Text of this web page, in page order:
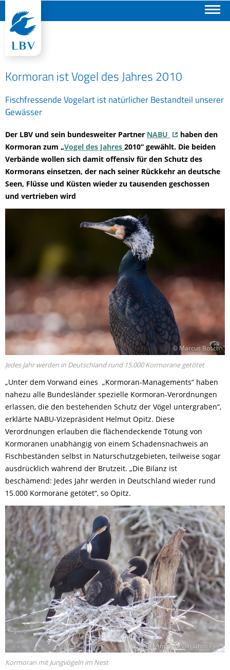
Kormoran ist Vogel des Jahres 2010
Fischfressende Vogelart ist natürlicher Bestandteil unserer
Gewässer
Der LBV und sein bundesweiter Partner NABU
haben den
Kormoran zum „Vogel des Jahres 2010“ gewählt. Die beiden
Verbände wollen sich damit offensiv für den Schutz des
Kormorans einsetzen, der nach seiner Rückkehr an deutsche
Seen, Flüsse und Küsten wieder zu tausenden geschossen
und vertrieben wird
© Marcus Bosch
Jedes Jahr werden in Deutschland rund 15.000 Kormorane getötet
„Unter dem Vorwand eines „Kormoran-Managements“ haben
nahezu alle Bundesländer spezielle Kormoran-Verordnungen
erlassen, die den bestehenden Schutz der Vögel untergraben“,
erklärte NABU-Vizepräsident Helmut Opitz. Diese
Verordnungen erlauben die flächendeckende Tötung von
Kormoranen unabhängig von einem Schadensnachweis an
Fischbeständen selbst in Naturschutzgebieten, teilweise sogar
ausdrücklich während der Brutzeit. „Die Bilanz ist
beschämend: Jedes Jahr werden in Deutschland wieder rund
15.000 Kormorane getötet“, so Opitz.
© Dr. Andreas von Lindeiner
Kormoran mit Jungvögeln im Nest